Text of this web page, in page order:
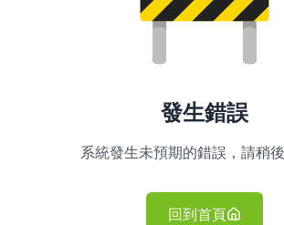
發生錯誤
系統發生未預期的錯誤，請稍後
回到首頁